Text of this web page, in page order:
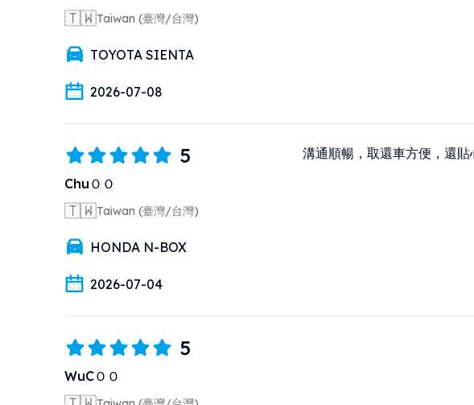
🇹🇼Taiwan (臺灣/台灣)
TOYOTA SIENTA
2026-07-08
5
ChuＯＯ
🇹🇼Taiwan (臺灣/台灣)
HONDA N-BOX
2026-07-04
溝通順暢，取還車方便，還
5
WuCＯＯ